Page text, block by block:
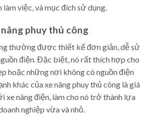
làm việc, và mục đích sử dụng.
phuy thủ công
thường được thiết kế đơn giản, dễ sử
điện. Đặc biệt, nó rất thích hợp cho
hoặc những nơi không có nguồn điện
khác của xe nâng phuy thủ công là giá
xe nâng điện, làm cho nó trở thành lựa
nghiệp vừa và nhỏ.